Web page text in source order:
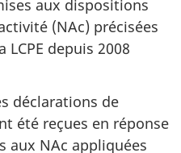
aux dispositions
(NAc) précisées
LCPE depuis 2008
déclarations de
été reçues en réponse
aux NAc appliquées